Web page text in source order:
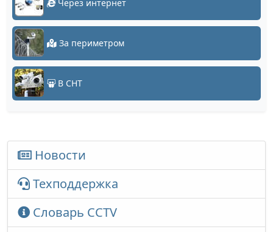
Через интернет
За периметром
В СНТ
Новости
Техподдержка
Словарь CCTV